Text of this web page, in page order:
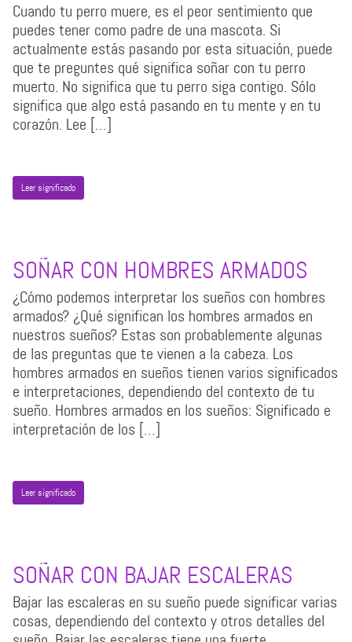
Cuando tu perro muere, es el peor sentimiento que
puedes tener como padre de una mascota. Si
actualmente estás pasando por esta situación, puede
que te preguntes qué significa soñar con tu perro
muerto. No significa que tu perro siga contigo. Sólo
significa que algo está pasando en tu mente y en tu
corazón. Lee […]
Leer significado
SOÑAR CON HOMBRES ARMADOS
¿Cómo podemos interpretar los sueños con hombres
armados? ¿Qué significan los hombres armados en
nuestros sueños? Estas son probablemente algunas
de las preguntas que te vienen a la cabeza. Los
hombres armados en sueños tienen varios significados
e interpretaciones, dependiendo del contexto de tu
sueño. Hombres armados en los sueños: Significado e
interpretación de los […]
Leer significado
SOÑAR CON BAJAR ESCALERAS
Bajar las escaleras en su sueño puede significar varias
cosas, dependiendo del contexto y otros detalles del